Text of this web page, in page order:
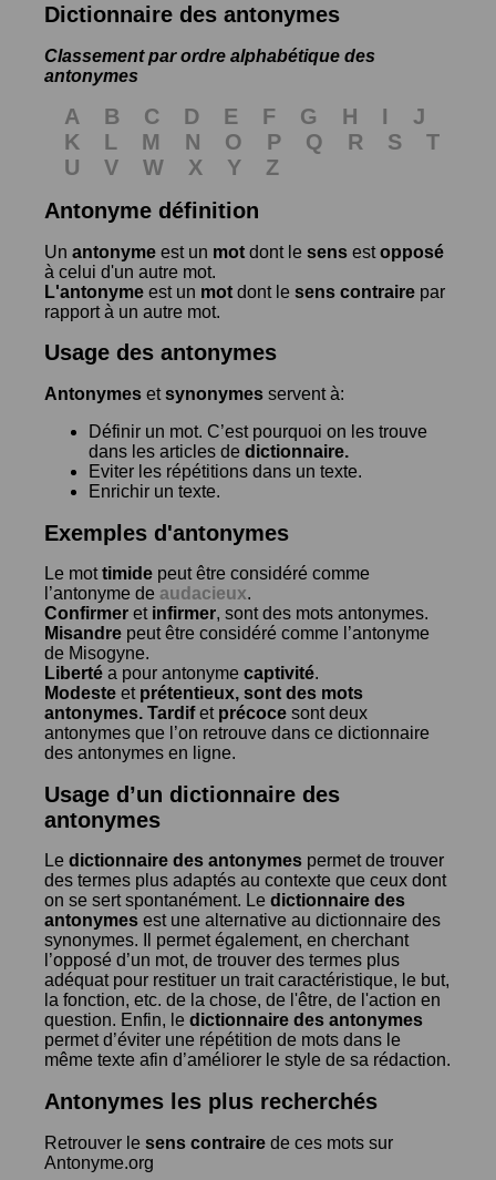
Dictionnaire des antonymes
Classement par ordre alphabétique des
antonymes
A B C D E F G H I
J
K
L M N O P Q R S
T
U
V W X Y
Z
Antonyme définition
Un antonyme est un mot dont le sens estopposé
à celui d'un autre mot.
L'antonyme est un mot dont le sens contraire par
rapport à un autre mot.
Usage des antonymes
Antonymes etsynonymes servent à:
Définir un mot. C’est pourquoi on les trouve
dans les articles de dictionnaire.
Eviter les répétitions dans un texte.
Enrichir un texte.
Exemples d'antonymes
Le mottimide peut être considéré comme
l’antonyme de audacieux.
Confirmer et infirmer, sont des mots antonymes.
Misandre peut être considéré comme l’antonyme
de Misogyne.
Liberté a pour antonyme captivité.
Modeste et prétentieux, sont des mots
antonymes. Tardifet précoce sont deux
antonymes que l’on retrouve dans ce dictionnaire
des antonymes en ligne.
Usage d’un dictionnaire des
antonymes
Le dictionnaire des antonymes permet de trouver
des termes plus adaptés au contexte que ceux dont
on se sert spontanément. Le dictionnaire des
antonymes est une alternative au dictionnaire des
synonymes. Il permet également, en cherchant
l’opposé d’un mot, de trouver des termes plus
adéquat pour restituer un trait caractéristique, le but,
la fonction, etc. de la chose, de l'être, de l'action en
question. Enfin, le dictionnaire des antonymes
permet d’éviter une répétition de mots dans le
même texte afin d’améliorer le style de sa rédaction.
Antonymes les plus recherchés
Retrouver le sens contraire de ces mots sur
Antonyme.org